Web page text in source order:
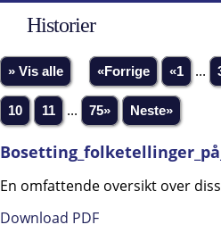
Historier
» Vis alle «Forrige «1 ...
10 11 ... 75» Neste»
En omfattende oversikt over
Download PDF